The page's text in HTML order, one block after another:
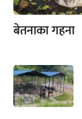
बेतनाका गहना